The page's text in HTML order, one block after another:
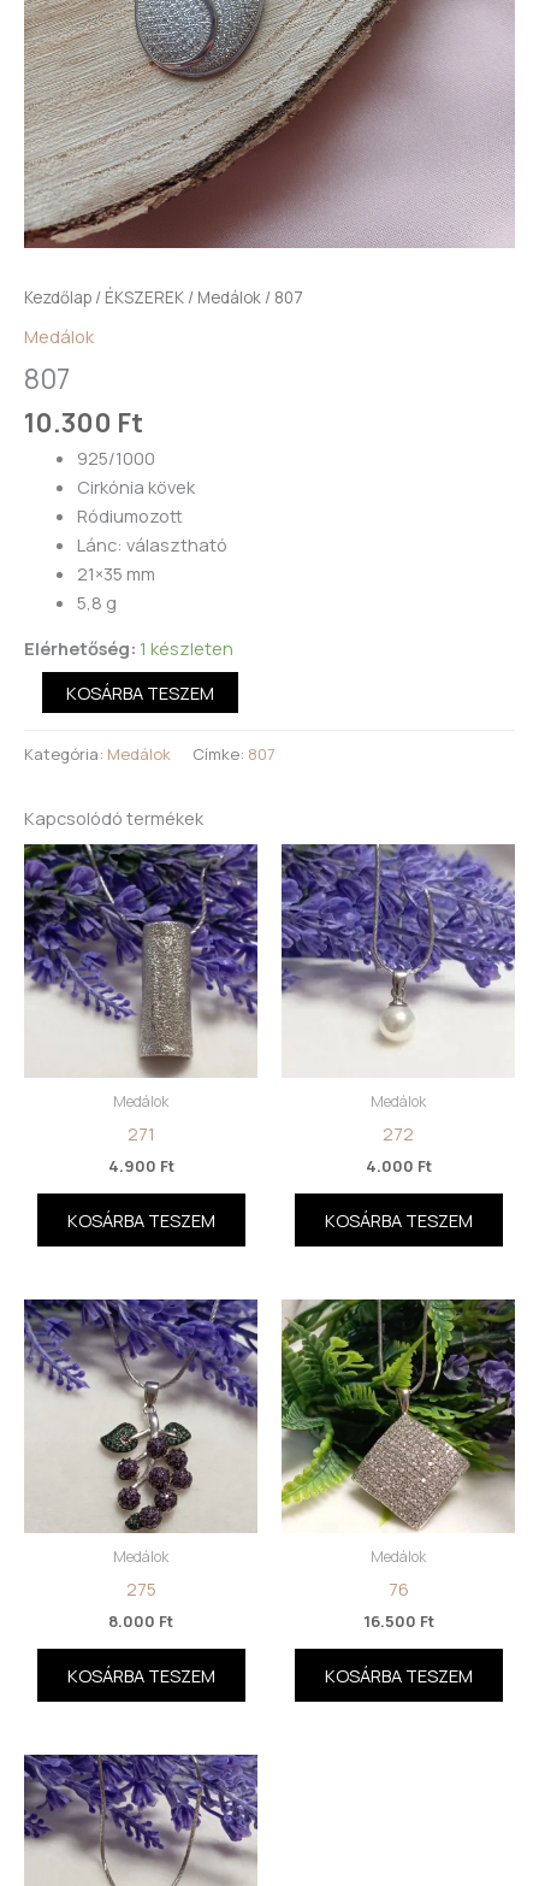
Kezdőlap / ÉKSZEREK / Medálok / 807
Medálok
807
10.300 Ft
925/1000
Cirkónia kövek
Ródiumozott
Lánc: választható
21×35 mm
5,8 g
Elérhetőség: 1 készleten
KOSÁRBA TESZEM
Kategória: Medálok Címke: 807
Kapcsolódó termékek
Medálok
271
4.900 Ft
KOSÁRBA TESZEM
Medálok
272
4.000 Ft
KOSÁRBA TESZEM
Medálok
275
8.000 Ft
KOSÁRBA TESZEM
Medálok
76
16.500 Ft
KOSÁRBA TESZEM